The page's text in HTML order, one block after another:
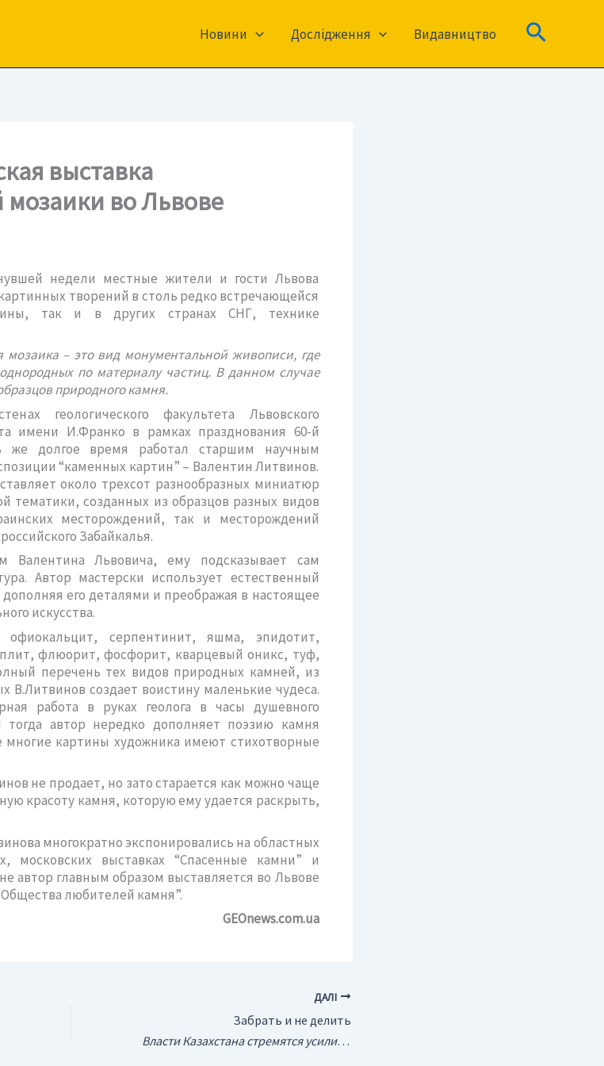
Новини Дослідження Видавництво Пошук
выставка
во Львове
недели местные жители и гости Львова
творений в столь редко встречающейся
так и в других странах СНГ, технике
мозаика – это вид монументальной живописи, где
по материалу частиц. В данном случае
природного камня.
геологического факультета Львовского
имени И.Франко в рамках празднования 60-й
же долгое время работал старшим научным
“каменных картин” – Валентин Литвинов.
около трехсот разнообразных миниатюр
тематики, созданных из образцов разных видов
месторождений, так и месторождений
Забайкалья.
Валентина Львовича, ему подсказывает сам
Автор мастерски использует естественный
его деталями и преображая в настоящее
искусства.
офиокальцит, серпентинит, яшма, эпидотит,
флюорит, фосфорит, кварцевый оникс, туф,
перечень тех видов природных камней, из
В.Литвинов создает воистину маленькие чудеса.
работа в руках геолога в часы душевного
автор нередко дополняет поэзию камня
многие картины художника имеют стихотворные
не продает, но зато старается как можно чаще
красоту камня, которую ему удается раскрыть,
многократно экспонировались на областных
московских выставках “Спасенные камни” и
автор главным образом выставляется во Львове
любителей камня”.
GEOnews.com.ua
ДАЛІ
Забрать и не делить
Власти Казахстана стремятся усилить влияние на нефтяной сектор республики